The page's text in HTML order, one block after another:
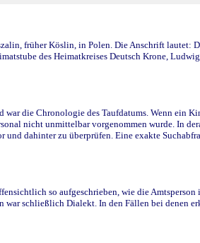
früher Köslin, in Polen. Die Anschrift
des Heimatkreises Deutsch Krone,
die Chronologie des Taufdatums. Wenn ein
nicht unmittelbar vorgenommen wurde. In
dahinter zu überprüfen. Eine exakte
so aufgeschrieben, wie die
schließlich Dialekt. In den Fällen bei denen